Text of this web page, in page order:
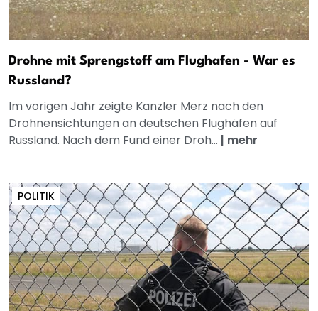
Drohne mit Sprengstoff am Flughafen - War es
Russland?
Im vorigen Jahr zeigte Kanzler Merz nach den
Drohnensichtungen an deutschen Flughäfen auf
Russland. Nach dem Fund einer Droh... | mehr
POLITIK